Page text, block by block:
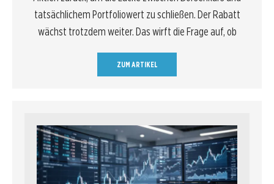
tatsächlichem Portfoliowert zu schließen. Der Rabatt
wächst trotzdem weiter. Das wirft die Frage auf, ob
ZUM ARTIKEL